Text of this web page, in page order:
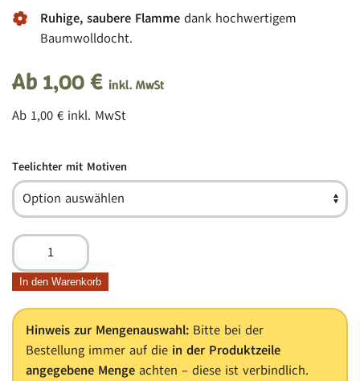
Ruhige, saubere Flamme dank hochwertigem
Baumwolldocht.
Ab 1,00€ inkl. MwSt
Ab 1,00 € inkl. MwSt
Teelichter mit Motiven
Teelichter
mit
Motiven
gelben
Bienenwachs
Menge
In den Warenkorb
Hinweis zur Mengenauswahl:Bitte bei der
Bestellung immer auf die in der Produktzeile
angegebene Mengeachten – diese ist verbindlich.